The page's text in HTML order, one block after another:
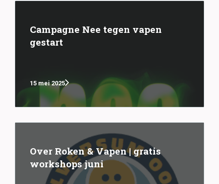
Campagne Nee tegen vapen
gestart
15 mei 2025
Over Roken & Vapen | gratis
workshops juni